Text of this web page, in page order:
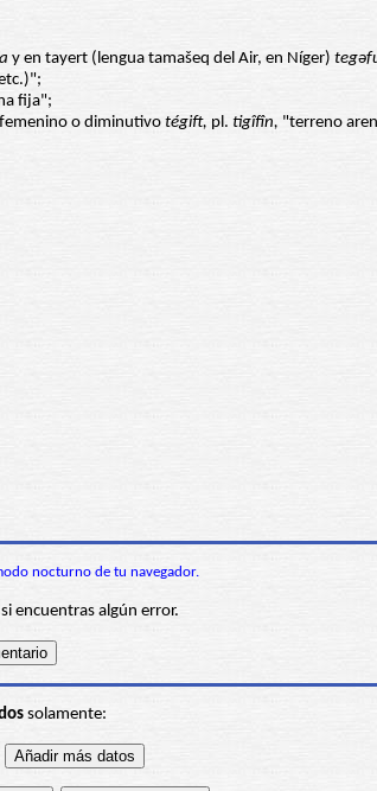
y en tayert (lengua tamašeq del Air, en Níger) tegə
fija";
o diminutivo tégift, pl. tigîfîn, "terreno
nocturno de tu navegador.
encuentras algún error.
solamente: